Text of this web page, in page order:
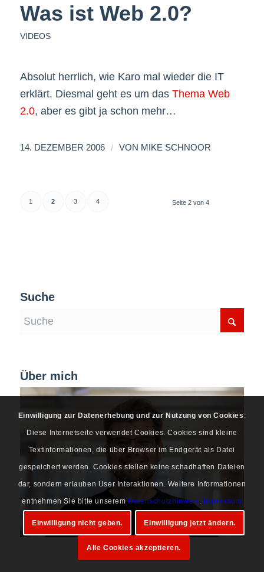
Was ist Web 2.0?
VIDEOS
Absolut herrlich, wie Karo mal wieder die IT
erklärt. Diesmal geht es um das Thema Web
2.0, aber es gibt ja schon mehr…
14. DEZEMBER 2006 / VON MIKE SCHNOOR
Seite 2 von 4
1 2 3 4
Suche
Über mich
Einwilligung zur Datenerhebung und zur Nutzung von Cookies :
Diese Internetseite verwendet Cookies. Cookies sind kleine
Textinformationen, die über Browser im Endgerät als Datei
gespeichert werden. Cookies stellen keine schadhaften Dateien
dar, sondern erlauben User Interaktionen. Weitere Informationen
entnehmen Sie bitte unseremDatenschutzhinweis. Impressum
Einwilligung nicht geben. Einwilligung jetzt ändern.
Alle Cookies akzeptieren.